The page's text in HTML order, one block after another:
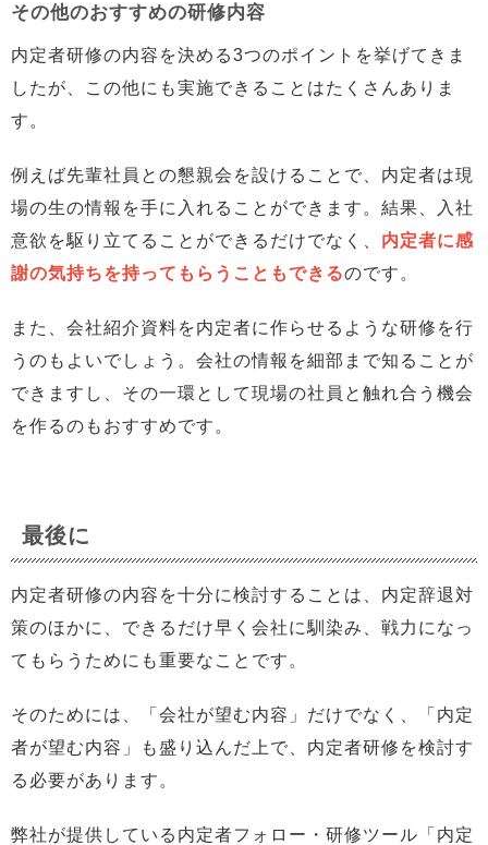
その他のおすすめの研修内容
内定者研修の内容を決める3つのポイントを挙げてきま
したが、この他にも実施できることはたくさんありま
す。
例えば先輩社員との懇親会を設けることで、内定者は現
場の生の情報を手に入れることができます。結果、入社
意欲を駆り立てることができるだけでなく、 内定者に感
謝の気持ちを持ってもらうこともできるのです。
また、会社紹介資料を内定者に作らせるような研修を行
うのもよいでしょう。会社の情報を細部まで知ることが
できますし、その一環として現場の社員と触れ合う機会
を作るのもおすすめです。
最後に
内定者研修の内容を十分に検討することは、内定辞退対
策のほかに、できるだけ早く会社に馴染み、戦力になっ
てもらうためにも重要なことです。
そのためには、「会社が望む内容」だけでなく、「内定
者が望む内容」も盛り込んだ上で、内定者研修を検討す
る必要があります。
弊社が提供している内定者フォロー・研修ツール「内定